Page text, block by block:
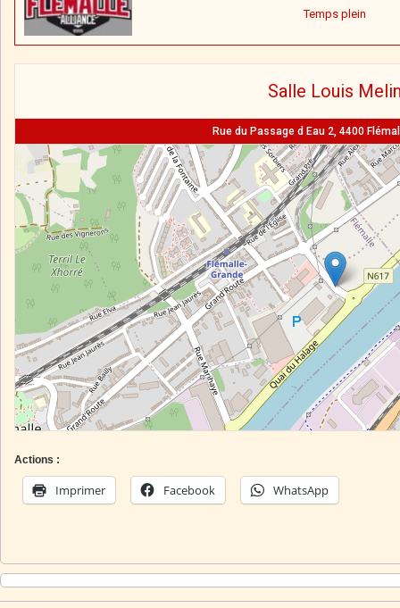
Temps plein
Salle Louis
Rue du Passage d Eau 2, 4400
Actions :
Imprimer Facebook WhatsApp